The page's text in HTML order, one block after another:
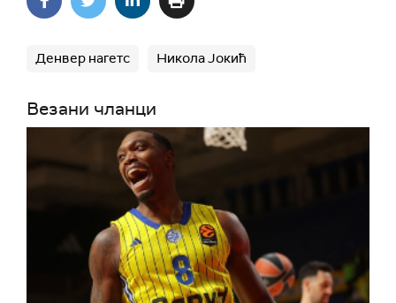
Денвер нагетс Никола Јокић
Везани чланци